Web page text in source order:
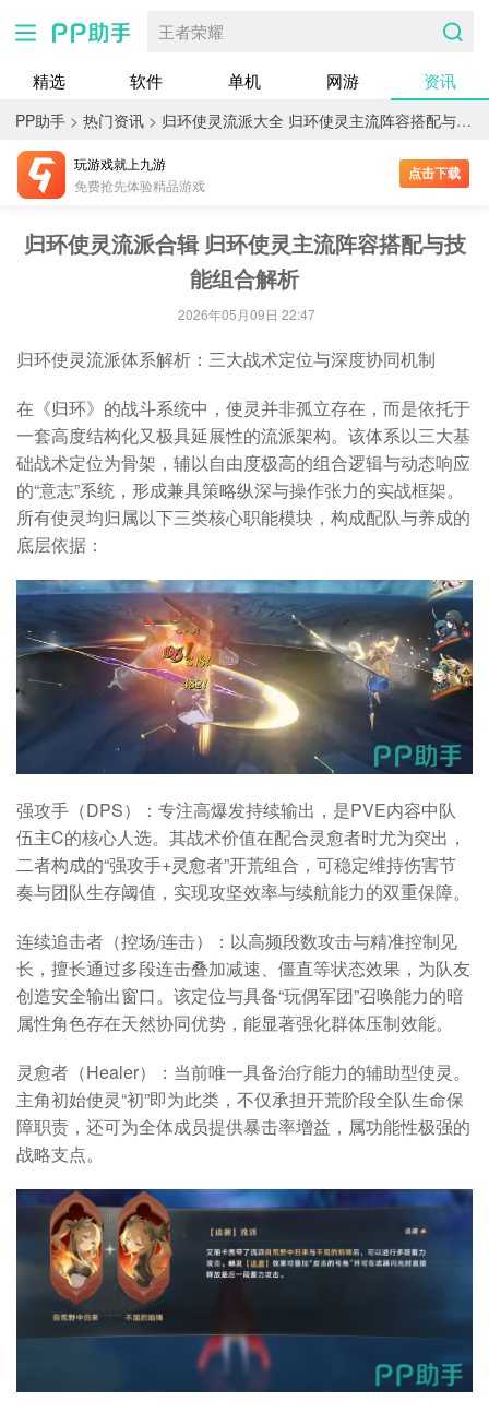
王者荣耀
精选 软件 单机 网游 资讯
PP助手 > 热门资讯 > 归环使灵流派大全 归环使灵主流阵容搭配与技能组合解析
玩游戏就上九游
免费抢先体验精品游戏
点击下载
归环使灵流派合辑 归环使灵主流阵容搭配与技
能组合解析
2026年05月09日 22:47
归环使灵流派体系解析：三大战术定位与深度协同机制
在《归环》的战斗系统中，使灵并非孤立存在，而是依托于
一套高度结构化又极具延展性的流派架构。该体系以三大基
础战术定位为骨架，辅以自由度极高的组合逻辑与动态响应
的“意志”系统，形成兼具策略纵深与操作张力的实战框架。
所有使灵均归属以下三类核心职能模块，构成配队与养成的
底层依据：
强攻手（DPS）：专注高爆发持续输出，是PVE内容中队
伍主C的核心人选。其战术价值在配合灵愈者时尤为突出，
二者构成的“强攻手+灵愈者”开荒组合，可稳定维持伤害节
奏与团队生存阈值，实现攻坚效率与续航能力的双重保障。
连续追击者（控场/连击）：以高频段数攻击与精准控制见
长，擅长通过多段连击叠加减速、僵直等状态效果，为队友
创造安全输出窗口。该定位与具备“玩偶军团”召唤能力的暗
属性角色存在天然协同优势，能显著强化群体压制效能。
灵愈者（Healer）：当前唯一具备治疗能力的辅助型使灵。
主角初始使灵“初”即为此类，不仅承担开荒阶段全队生命保
障职责，还可为全体成员提供暴击率增益，属功能性极强的
战略支点。